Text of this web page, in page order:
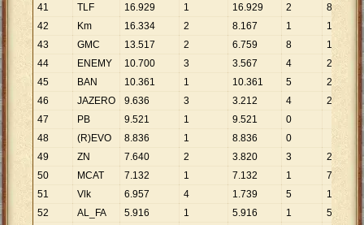
41
TLF 16.929 1 16.929 2 8 465
42
Km 16.334 2 8.167 1 16
43
GMC 13.517 2 6.759 8 1
44
ENEMY 10.700 3 3.567 4 2 675
45
BAN 10.361 1 10.361 5 2 072
46
JAZERO 9.636 3 3.212 4 2
409
47
PB 9.521 1 9.521
0
48
(R)EVO 8.836 1 8.836
0
49
ZN 7.640 2 3.820 3 2
547
50
MCAT 7.132 1 7.132 1 7 132
51
Vlk 6.957 4 1.739 5 1
391
52
AL_FA 5.916 1 5.916 1 5. 916